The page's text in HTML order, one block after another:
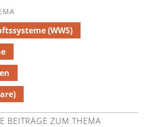
(WWS)
BEITRÄGE ZUM THEMA